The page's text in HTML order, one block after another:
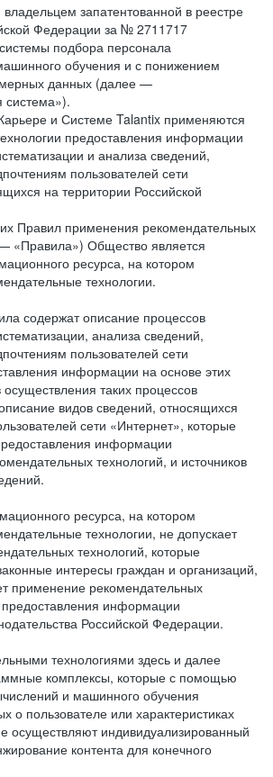
запатентованной в реестре
Федерации за № 2711717
подбора персонала
обучения и с понижением
данных (далее —
система»).
и Системе Talantix применяются
предоставления информации
и анализа сведений,
пользователей сети
на территории Российской
Правил применения рекомендательных
«Правила») Общество является
ресурса, на котором
технологии.
содержат описание процессов
анализа сведений,
пользователей сети
информации на основе этих
таких процессов
видов сведений, относящихся
сети «Интернет», которые
информации
технологий, и источников
ресурса, на котором
технологии, не допускает
технологий, которые
интересы граждан и организаций,
применение рекомендательных
предоставления информации
Российской Федерации.
технологиями здесь и далее
комплексы, которые с помощью
и машинного обучения
о пользователе или характеристиках
осуществляют индивидуализированный
контента для конечного